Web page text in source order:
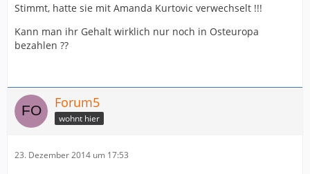
Stimmt, hatte sie mit Amanda Kurtovic verwechselt !!!
Kann man ihr Gehalt wirklich nur noch in Osteuropa
bezahlen ??
Forum5
wohnt hier
23. Dezember 2014 um 17:53